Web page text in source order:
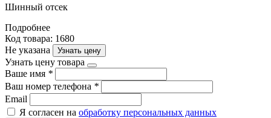
Шинный отсек
Подробнее
Код товара: 1680
Не указана
Узнать цену
Узнать цену товара
Ваше имя *
Ваш номер телефона *
Email
Я согласен на обработку персональных данных